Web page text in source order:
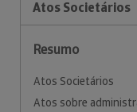
Atos Societários
Resumo
Atos Societários
Atos sobre